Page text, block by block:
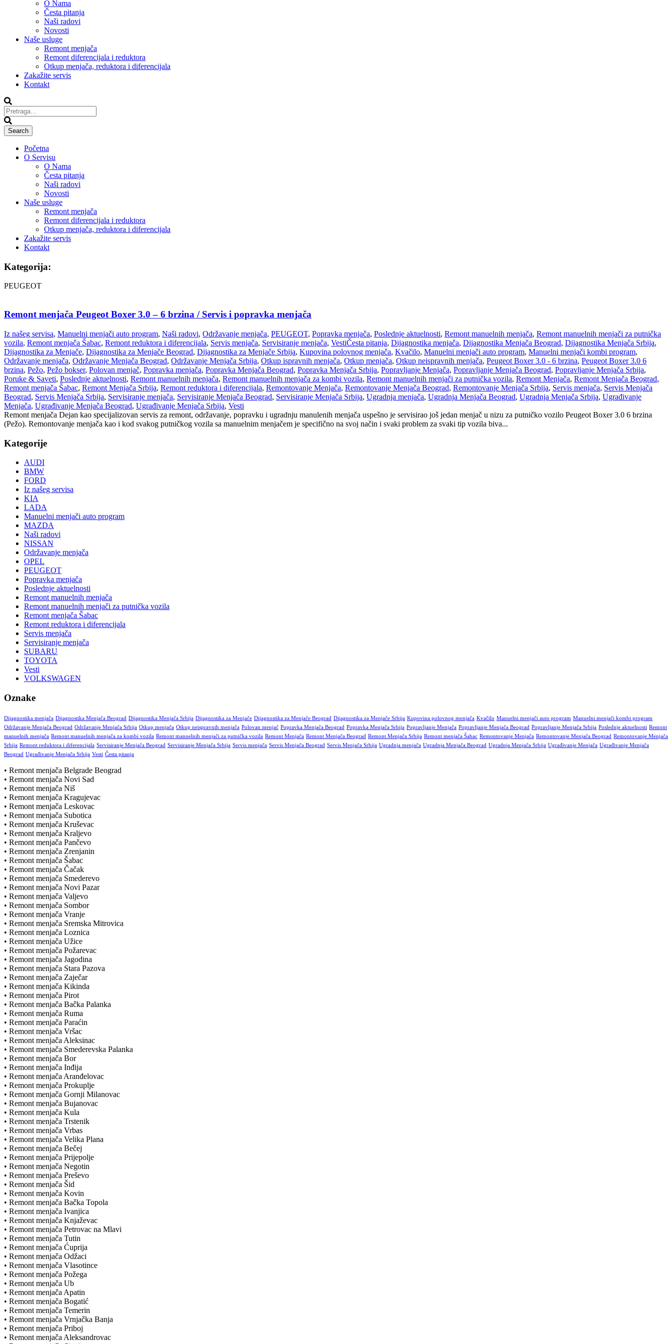
O Nama
Česta pitanja
Naši radovi
Novosti
Naše usluge
Remont menjača
Remont diferencijala i reduktora
Otkup menjača, reduktora i diferencijala
Zakažite servis
Kontakt
Početna
O Servisu
O Nama
Česta pitanja
Naši radovi
Novosti
Naše usluge
Remont menjača
Remont diferencijala i reduktora
Otkup menjača, reduktora i diferencijala
Zakažite servis
Kontakt
Kategorija:
PEUGEOT
Remont menjača Peugeot Boxer 3.0 – 6 brzina / Servis i popravka menjača
Iz našeg servisa, Manuelni menjači auto program, Naši radovi, Održavanje menjača, PEUGEOT, Popravka menjača, Poslednje aktuelnosti, Remont manuelnih menjača, Remont manuelnih menjači za putnička
vozila, Remont menjača Šabac, Remont reduktora i diferencijala, Servis menjača, Servisiranje menjača, VestiČesta pitanja, Dijagnostika menjača, Dijagnostika Menjača Beograd, Dijagnostika Menjača Srbija,
Dijagnostika za Menjače, Dijagnostika za Menjače Beograd, Dijagnostika za Menjače Srbija, Kupovina polovnog menjača, Kvačilo, Manuelni menjači auto program, Manuelni menjači kombi program,
Održavanje menjača, Održavanje Menjača Beograd, Održavanje Menjača Srbija, Otkup ispravnih menjača, Otkup menjača, Otkup neispravnih menjača, Peugeot Boxer 3.0 - 6 brzina, Peugeot Boxer 3.0 6
brzina, Pežo, Pežo bokser, Polovan menjač, Popravka menjača, Popravka Menjača Beograd, Popravka Menjača Srbija, Popravljanje Menjača, Popravljanje Menjača Beograd, Popravljanje Menjača Srbija,
Poruke & Saveti, Poslednje aktuelnosti, Remont manuelnih menjača, Remont manuelnih menjača za kombi vozila, Remont manuelnih menjači za putnička vozila, Remont Menjača, Remont Menjača Beograd,
Remont menjača Šabac, Remont Menjača Srbija, Remont reduktora i diferencijala, Remontovanje Menjača, Remontovanje Menjača Beograd, Remontovanje Menjača Srbija, Servis menjača, Servis Menjača
Beograd, Servis Menjača Srbija, Servisiranje menjača, Servisiranje Menjača Beograd, Servisiranje Menjača Srbija, Ugradnja menjača, Ugradnja Menjača Beograd, Ugradnja Menjača Srbija, Ugrađivanje
Menjača, Ugrađivanje Menjača Beograd, Ugrađivanje Menjača Srbija, Vesti
Remont menjača Dejan kao specijalizovan servis za remont, održavanje, popravku i ugradnju manulenih menjača uspešno je servisirao još jedan menjač u nizu za putničko vozilo Peugeot Boxer 3.0 6 brzina
(Pežo). Remontovanje menjača kao i kod svakog putničkog vozila sa manuelnim menjačem je specifično na svoj način i svaki problem za svaki tip vozila biva...
Kategorije
AUDI
BMW
FORD
Iz našeg servisa
KIA
LADA
Manuelni menjači auto program
MAZDA
Naši radovi
NISSAN
Održavanje menjača
OPEL
PEUGEOT
Popravka menjača
Poslednje aktuelnosti
Remont manuelnih menjača
Remont manuelnih menjači za putnička vozila
Remont menjača Šabac
Remont reduktora i diferencijala
Servis menjača
Servisiranje menjača
SUBARU
TOYOTA
Vesti
VOLKSWAGEN
Oznake
Dijagnostika menjača Dijagnostika Menjača Beograd Dijagnostika Menjača Srbija Dijagnostika za Menjače Dijagnostika za Menjače Beograd Dijagnostika za Menjače Srbija Kupovina polovnog menjača Kvačilo Manuelni menjači auto program Manuelni menjači kombi program
Održavanje Menjača Beograd Održavanje Menjača Srbija Otkup menjača Otkup neispravnih menjača Polovan menjač Popravka Menjača Beograd Popravka Menjača Srbija Popravljanje Menjača Popravljanje Menjača Beograd Popravljanje Menjača Srbija Poslednje aktuelnosti Remont
manuelnih menjača Remont manuelnih menjača za kombi vozila Remont manuelnih menjači za putnička vozila Remont Menjača Remont Menjača Beograd Remont Menjača Srbija Remont menjača Šabac Remontovanje Menjača Remontovanje Menjača Beograd Remontovanje Menjača
Srbija Remont reduktora i diferencijala Servisiranje Menjača Beograd Servisiranje Menjača Srbija Servis menjača Servis Menjača Beograd Servis Menjača Srbija Ugradnja menjača Ugradnja Menjača Beograd Ugradnja Menjača Srbija Ugrađivanje Menjača Ugrađivanje Menjača
Beograd Ugrađivanje Menjača Srbija Vesti Česta pitanja
• Remont menjača Belgrade Beograd
• Remont menjača Novi Sad
• Remont menjača Niš
• Remont menjača Kragujevac
• Remont menjača Leskovac
• Remont menjača Subotica
• Remont menjača Kruševac
• Remont menjača Kraljevo
• Remont menjača Pančevo
• Remont menjača Zrenjanin
• Remont menjača Šabac
• Remont menjača Čačak
• Remont menjača Smederevo
• Remont menjača Novi Pazar
• Remont menjača Valjevo
• Remont menjača Sombor
• Remont menjača Vranje
• Remont menjača Sremska Mitrovica
• Remont menjača Loznica
• Remont menjača Užice
• Remont menjača Požarevac
• Remont menjača Jagodina
• Remont menjača Stara Pazova
• Remont menjača Zaječar
• Remont menjača Kikinda
• Remont menjača Pirot
• Remont menjača Bačka Palanka
• Remont menjača Ruma
• Remont menjača Paraćin
• Remont menjača Vršac
• Remont menjača Aleksinac
• Remont menjača Smederevska Palanka
• Remont menjača Bor
• Remont menjača Inđija
• Remont menjača Aranđelovac
• Remont menjača Prokuplje
• Remont menjača Gornji Milanovac
• Remont menjača Bujanovac
• Remont menjača Kula
• Remont menjača Trstenik
• Remont menjača Vrbas
• Remont menjača Velika Plana
• Remont menjača Bečej
• Remont menjača Prijepolje
• Remont menjača Negotin
• Remont menjača Preševo
• Remont menjača Šid
• Remont menjača Kovin
• Remont menjača Bačka Topola
• Remont menjača Ivanjica
• Remont menjača Knjaževac
• Remont menjača Petrovac na Mlavi
• Remont menjača Tutin
• Remont menjača Ćuprija
• Remont menjača Odžaci
• Remont menjača Vlasotince
• Remont menjača Požega
• Remont menjača Ub
• Remont menjača Apatin
• Remont menjača Bogatić
• Remont menjača Temerin
• Remont menjača Vrnjačka Banja
• Remont menjača Priboj
• Remont menjača Aleksandrovac